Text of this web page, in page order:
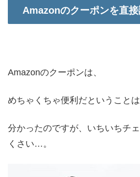
Amazonのクーポンを直
Amazonのクーポンは、
めちゃくちゃ便利だということは
分かったのですが、いちいちチ
くさい…。